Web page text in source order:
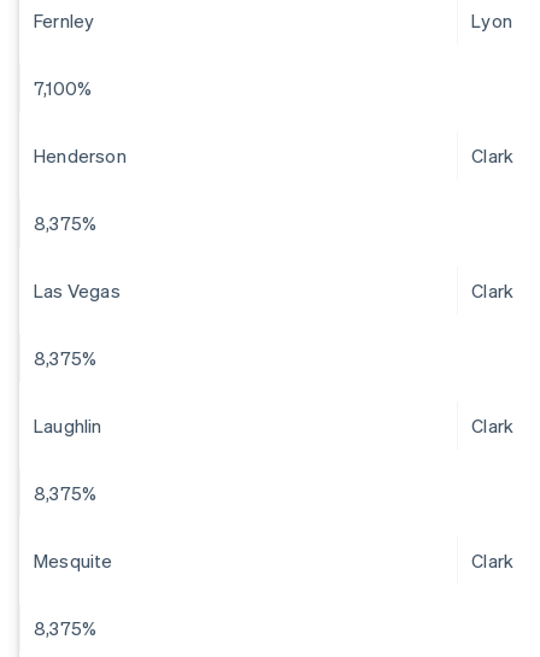
Fernley Lyon
7,100%
Henderson Clark
8,375%
Las Vegas Clark
8,375%
Laughlin Clark
8,375%
Mesquite Clark
8,375%